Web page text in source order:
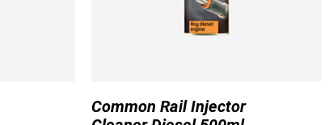
Common Rail Injector